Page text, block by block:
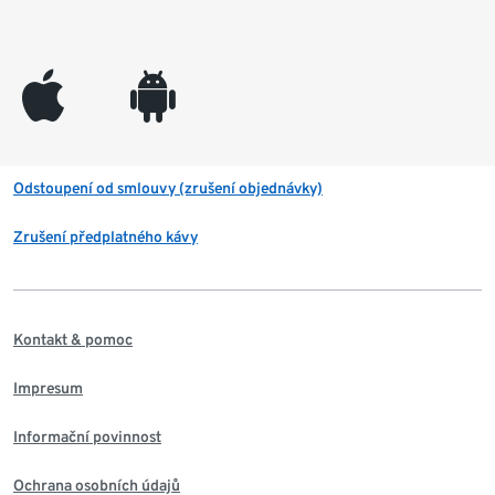
appleinc android
Odstoupení od smlouvy (zrušení objednávky)
Zrušení předplatného kávy
Kontakt & pomoc
Impresum
Informační povinnost
Ochrana osobních údajů